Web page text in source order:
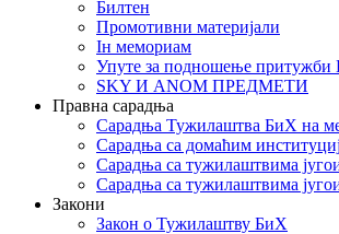
Билтен
Промотивни материјали
Iн мемориам
Упуте за подношење
SKY И ANOM ПРЕДМЕТИ
Правна сарадња
Сарадња Тужилаштва БиХ на
Сарадња са домаћим
Сарадња са тужилаштвима
Сарадња са тужилаштвима
Закони
Закон о Тужилаштву БиХ